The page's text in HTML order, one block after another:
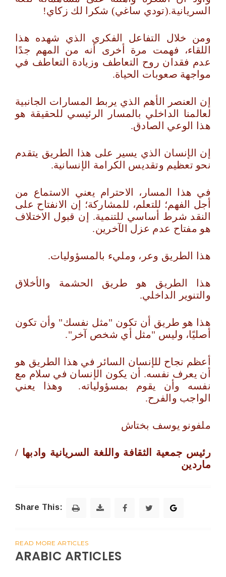
السريانية.(تودي ساغي) شكرا لك زكاي!
ومن خلال التفاعل الفكري الذي شهده هذا
اللقاء، فهمت مرة أخرى أنه من المهم جدًا
عدم فقدان روح التعاطف وزيادة التعاطف في
مواجهة صعوبات الحياة.
إن العنصر الأهم الذي يربط المسارات الجانبية
لعالمنا الداخلي بالمسار الرئيسي للحقيقة هو
هذا الوعي الصادق.
إن الإنسان الذي يسير على هذا الطريق يتقدم
نحو تعظيم وتقديس الكرامة الإنسانية.
في هذا المسار، الاحترام يعني الاستماع من
أجل الفهم؛ للتعلم، للمشاركة؛ إن الانفتاح على
النقد شرط أساسي للتنمية. إن قبول الاختلاف
هو مفتاح عدم عزل الآخرين.
هذا الطريق وعر، ومليء بالمسؤوليات.
هذا الطريق هو طريق الحشمة والأخلاق
والتنوير الداخلي.
هذا هو طريق أن تكون "مثل نفسك" وأن تكون
أصليًا، وليس "مثل أي شخص آخر".
أعظم نجاح للإنسان السائر في هذا الطريق هو
أن يعرف نفسه. أن يكون الإنسان في سلام مع
نفسه وأن يقوم بمسؤولياته. وهذا يعني
الواجب والفرح.
ملفونو يوسف بختاش
رئيس جمعية الثقافة واللغة السريانية وادبها /
ماردين
Share This:
READ MORE ARTICLES
ARABIC ARTICLES